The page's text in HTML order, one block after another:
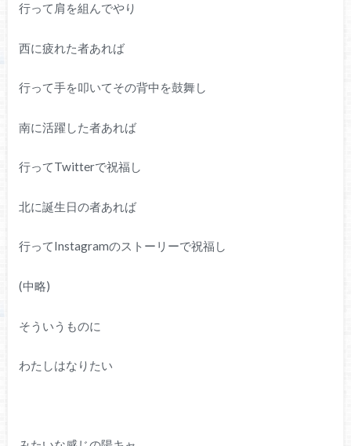
行って肩を組んでやり
西に疲れた者あれば
行って手を叩いてその背中を鼓舞し
南に活躍した者あれば
行ってTwitterで祝福し
北に誕生日の者あれば
行ってInstagramのストーリーで祝福し
(中略)
そういうものに
わたしはなりたい